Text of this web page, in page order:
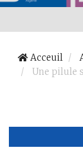
Acceuil
Une pilule